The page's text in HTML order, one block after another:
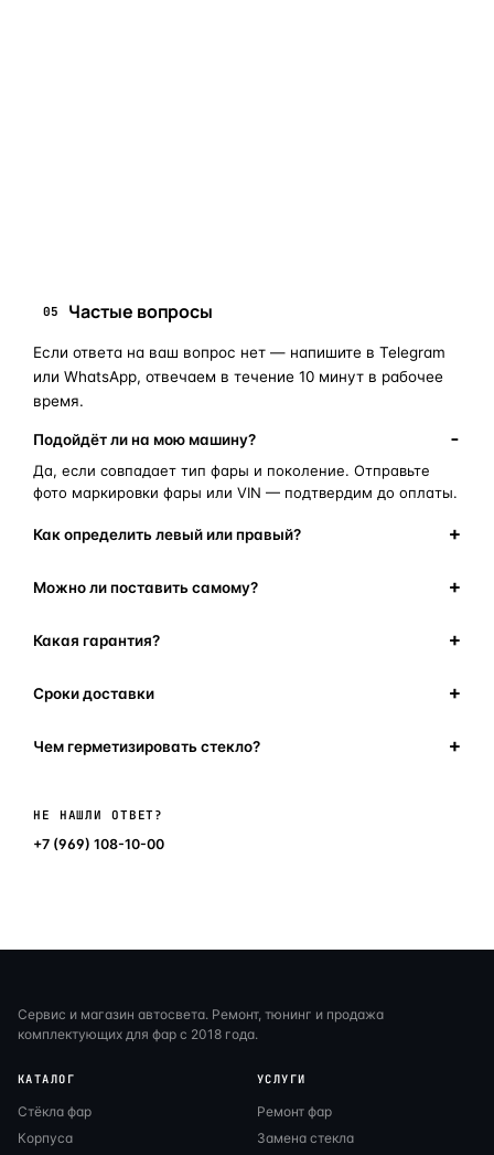
05 Частые вопросы
Если ответа на ваш вопрос нет — напишите в Telegram
или WhatsApp, отвечаем в течение 10 минут в рабочее
время.
Подойдёт ли на мою машину?
Да, если совпадает тип фары и поколение. Отправьте
фото маркировки фары или VIN — подтвердим до оплаты.
Как определить левый или правый?
Можно ли поставить самому?
Какая гарантия?
Сроки доставки
Чем герметизировать стекло?
НЕ НАШЛИ ОТВЕТ?
+7 (969) 108-10-00
Сервис и магазин автосвета. Ремонт, тюнинг и продажа
комплектующих для фар с 2018 года.
КАТАЛОГ
Стёкла фар
Корпуса
УСЛУГИ
Ремонт фар
Замена стекла